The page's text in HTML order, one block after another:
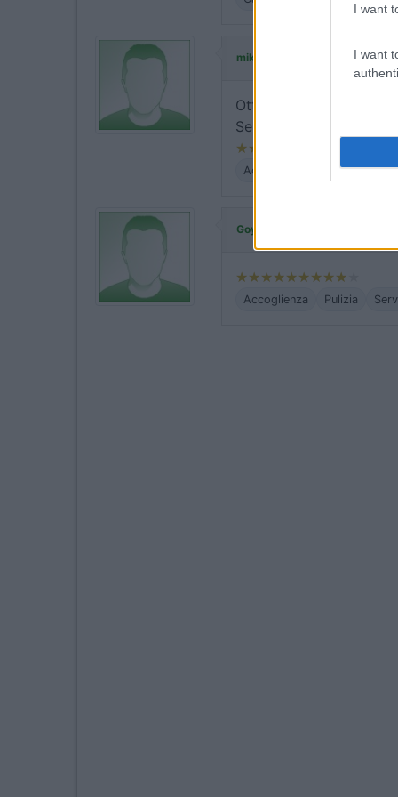
I want
I want
mikehammer72 ha
Ottima area sosta.
Servizi pulitissimi. La
Accoglienza Pulizia
Goya2000
Accoglienza Pulizia